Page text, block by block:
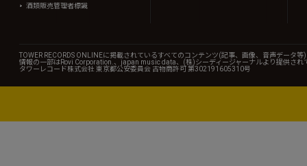
酒類販売管理者標識
TOWER RECORDS ONLINEに掲載されているすべてのコンテンツ(記事、画像、音声データ
情報の一部はRovi Corporation.、japan music data、(株)シーディージャーナルより提供され
タワーレコード株式会社 東京都公安委員会 古物商許可 第302191605310号